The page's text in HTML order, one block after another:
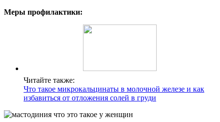
Меры профилактики:
Читайте также:
Что такое микрокальцинаты в молочной железе и как
избавиться от отложения солей в груди